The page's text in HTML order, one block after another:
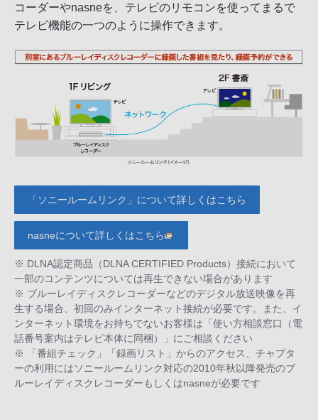
コーダーやnasneを、テレビのリモコンを使ってまるで
テレビ機能の一つのように操作できます。
「ソニールームリンク」について詳しくはこちら
nasneについて詳しくはこちら
※ DLNA認定商品（DLNA CERTIFIED Products）接続において
一部のコンテンツについては再生できない場合があります
※ ブルーレイディスクレコーダーなどのデジタル放送映像を再
生する場合、初回のみインターネット接続が必要です。また、イ
ンターネット環境をお持ちでないお客様は「使い方相談窓口（電
話番号案内はテレビ本体に同梱）」にご相談ください
※ 「番組チェック」「録画リスト」からのアクセス、チャプタ
ーの利用にはソニールームリンク対応の2010年秋以降発売のブ
ルーレイディスクレコーダーもしくはnasneが必要です